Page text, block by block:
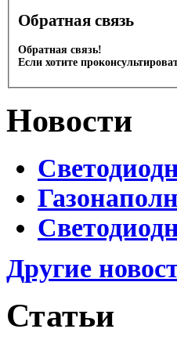
Обратная связь
Обратная связь!
Если хотите
Новости
Другие
Статьи